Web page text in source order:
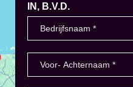
IN, B.V.D.